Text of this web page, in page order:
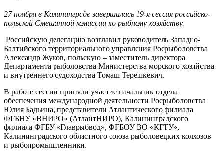
27 ноября в Калининграде завершилась 19-я сессия российско-
польской Смешанной комиссии по рыбному хозяйству.
Российскую делегацию возглавил руководитель Западно-
Балтийского территориального управления Росрыболовства
Александр Жуков, польскую – заместитель директора
Департамента рыболовства Министерства морского хозяйства
и внутреннего судоходства Томаш Терешкевич.
В работе сессии приняли участие начальник отдела
обеспечения международной деятельности Росрыболовства
Юлия Бадьина, представители Атлантического филиала
ФГБНУ «ВНИРО» (АтлантНИРО), Калининградского
филиала ФГБУ «Главрыбвод», ФГБОУ ВО «КГТУ»,
Калининградского областного союза рыболовецких колхозов
и рыбопромышленники.